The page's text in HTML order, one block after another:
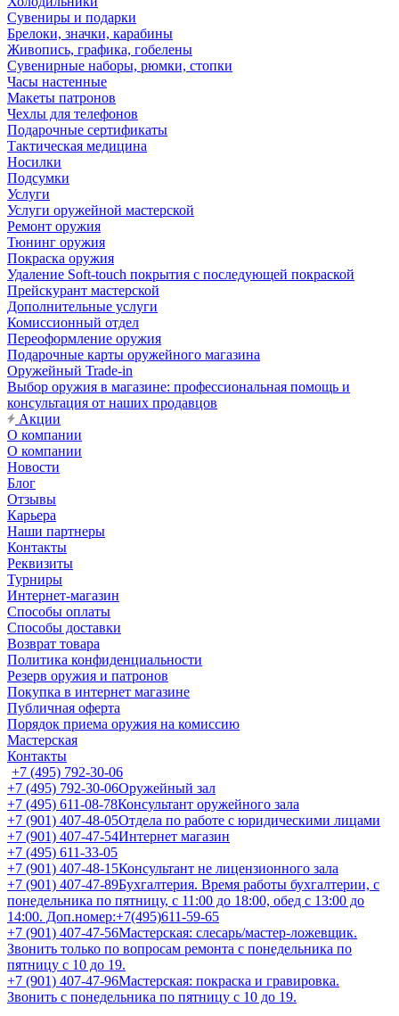
Сувениры и подарки
Брелоки, значки, карабины
Живопись, графика, гобелены
Сувенирные наборы, рюмки, стопки
Часы настенные
Макеты патронов
Чехлы для телефонов
Подарочные сертификаты
Тактическая медицина
Носилки
Подсумки
Услуги
Услуги оружейной мастерской
Ремонт оружия
Тюнинг оружия
Покраска оружия
Удаление Soft-touch покрытия с последующей покраской
Прейскурант мастерской
Дополнительные услуги
Комиссионный отдел
Переоформление оружия
Подарочные карты оружейного магазина
Оружейный Trade-in
Выбор оружия в магазине: профессиональная помощь и
консультация от наших продавцов
Акции
О компании
О компании
Новости
Блог
Отзывы
Карьера
Наши партнеры
Контакты
Реквизиты
Турниры
Интернет-магазин
Способы оплаты
Способы доставки
Возврат товара
Политика конфиденциальности
Резерв оружия и патронов
Покупка в интернет магазине
Публичная оферта
Порядок приема оружия на комиссию
Мастерская
Контакты
+7 (495) 792-30-06
+7 (495) 792-30-06Оружейный зал
+7 (495) 611-08-78Консультант оружейного зала
+7 (901) 407-48-05Отдела по работе с юридическими лицами
+7 (901) 407-47-54Интернет магазин
+7 (495) 611-33-05
+7 (901) 407-48-15Консультант не лицензионного зала
+7 (901) 407-47-89Бухгалтерия. Время работы бухгалтерии, с
понедельника по пятницу, с 11:00 до 18:00, обед с 13:00 до
14:00. Доп.номер:+7(495)611-59-65
+7 (901) 407-47-56Мастерская: слесарь/мастер-ложевщик.
Звонить только по вопросам ремонта с понедельника по
пятницу с 10 до 19.
+7 (901) 407-47-96Мастерская: покраска и гравировка.
Звонить с понедельника по пятницу с 10 до 19.